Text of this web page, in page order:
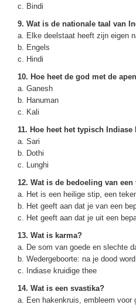
c. Bindi
9. Wat is de nationale taal van
a. Elke deelstaat heeft zijn eigen
b. Engels
c. Hindi
10. Hoe heet de god met de
a. Ganesh
b. Hanuman
c. Kali
11. Hoe heet het typisch
a. Sari
b. Dothi
c. Lunghi
12. Wat is de bedoeling van
a. Het is een heilige stip, een
b. Het geeft aan dat je van een
c. Het geeft aan dat je uit een
13. Wat is karma?
a. De som van goede en slechte
b. Wedergeboorte: na je dood
c. Indiase kruidige thee
14. Wat is een svastika?
a. Een hakenkruis, embleem voor